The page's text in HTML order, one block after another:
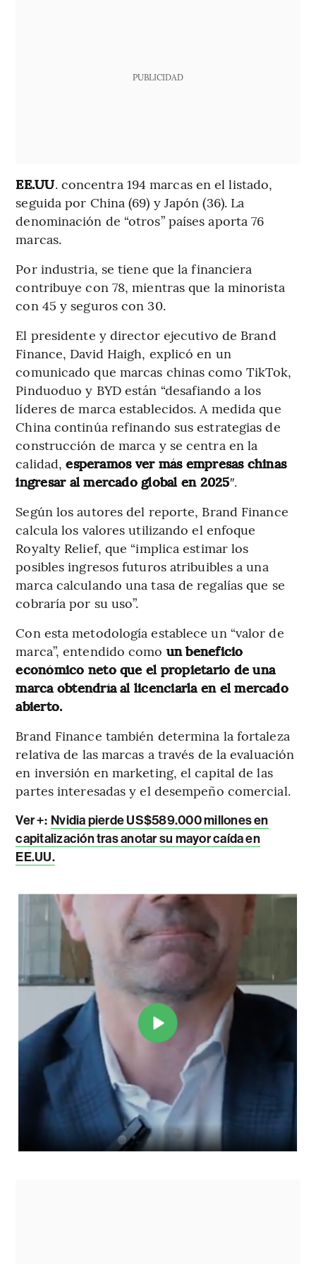
PUBLICIDAD
EE.UU. concentra 194 marcas en el listado,
seguida por China (69) y Japón (36). La
denominación de “otros” países aporta 76
marcas.
Por industria, se tiene que la financiera
contribuye con 78, mientras que la minorista
con 45 y seguros con 30.
El presidente y director ejecutivo de Brand
Finance, David Haigh, explicó en un
comunicado que marcas chinas como TikTok,
Pinduoduo y BYD están “desafiando a los
líderes de marca establecidos. A medida que
China continúa refinando sus estrategias de
construcción de marca y se centra en la
calidad,esperamos ver más empresas chinas
ingresar al mercado global en 2025″.
Según los autores del reporte, Brand Finance
calcula los valores utilizando el enfoque
Royalty Relief, que “implica estimar los
posibles ingresos futuros atribuibles a una
marca calculando una tasa de regalías que se
cobraría por su uso”.
Con esta metodología establece un “valor de
marca”, entendido como un beneficio
económico neto que el propietario de una
marca obtendría al licenciarla en el mercado
abierto.
Brand Finance también determina la fortaleza
relativa de las marcas a través de la evaluación
en inversión en marketing, el capital de las
partes interesadas y el desempeño comercial.
Ver +: Nvidia pierde US$589.000 millones en
capitalización tras anotar su mayor caída en
EE.UU.